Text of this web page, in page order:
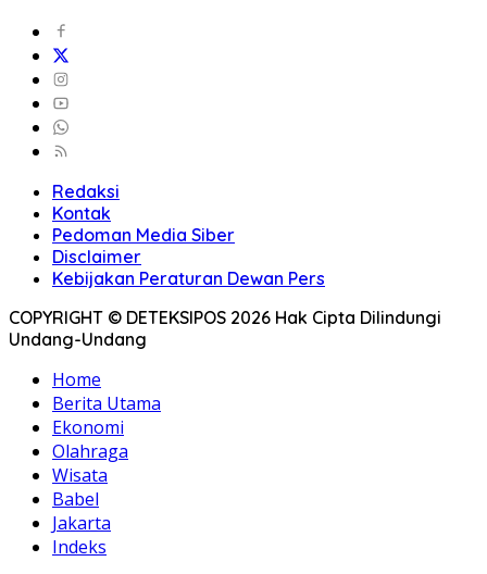
Redaksi
Kontak
Pedoman Media Siber
Disclaimer
Kebijakan Peraturan Dewan Pers
COPYRIGHT © DETEKSIPOS 2026 Hak Cipta Dilindungi
Undang-Undang
Home
Berita Utama
Ekonomi
Olahraga
Wisata
Babel
Jakarta
Indeks